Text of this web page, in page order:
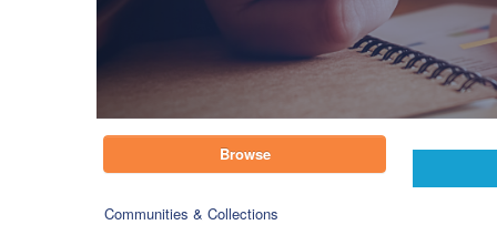
Browse
Communities & Collections